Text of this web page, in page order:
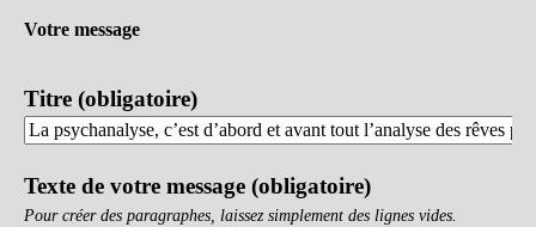
Votre message
Titre (obligatoire)
Texte de votre message (obligatoire)
Pour créer des paragraphes, laissez simplement des lignes vides.